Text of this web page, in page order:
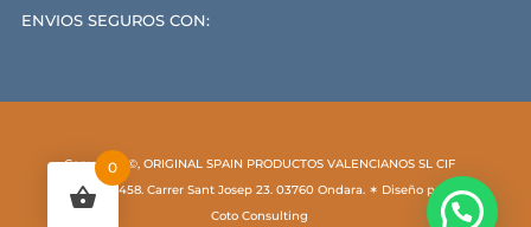
ENVIOS SEGUROS CON:
Copyright ©, ORIGINAL SPAIN PRODUCTOS VALENCIANOS SL CIF
B54529458. Carrer Sant Josep 23. 03760 Ondara. ✶ Diseño por
Coto Consulting
0